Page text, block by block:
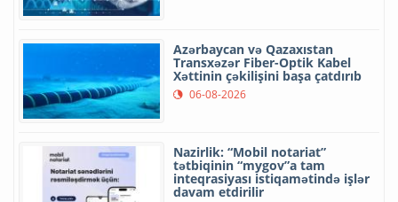
Azərbaycan və Qazaxıstan
Transxəzər Fiber-Optik Kabel
Xəttinin çəkilişini başa çatdırıb
06-08-2026
Nazirlik: “Mobil notariat”
tətbiqinin “mygov”a tam
inteqrasiyası istiqamətində işlər
davam etdirilir